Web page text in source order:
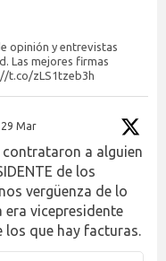
opinión y entrevistas
Las mejores firmas
t.co/zLS1tzeb3h
29 Mar
a alguien
de los
vergüenza de lo
era vicepresidente
los que hay facturas.